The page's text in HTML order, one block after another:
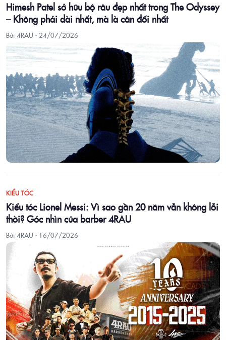
Himesh Patel sở hữu bộ râu đẹp nhất trong The Odyssey
– Không phải dài nhất, mà là cân đối nhất
Bởi 4RAU · 24/07/2026
KIỂU TÓC
Kiểu tóc Lionel Messi: Vì sao gần 20 năm vẫn không lỗi
thời? Góc nhìn của barber 4RAU
Bởi 4RAU · 16/07/2026